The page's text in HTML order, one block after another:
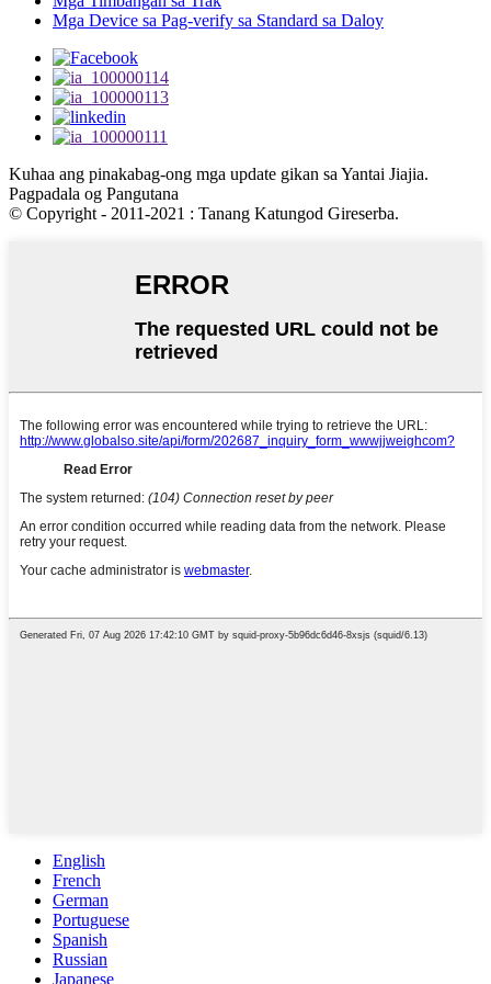
Mga Device sa Pag-verify sa Standard sa Daloy
Kuhaa ang pinakabag-ong mga update gikan sa Yantai Jiajia.
Pagpadala og Pangutana
© Copyright - 2011-2021 : Tanang Katungod Gireserba.
English
French
German
Portuguese
Spanish
Russian
Japanese